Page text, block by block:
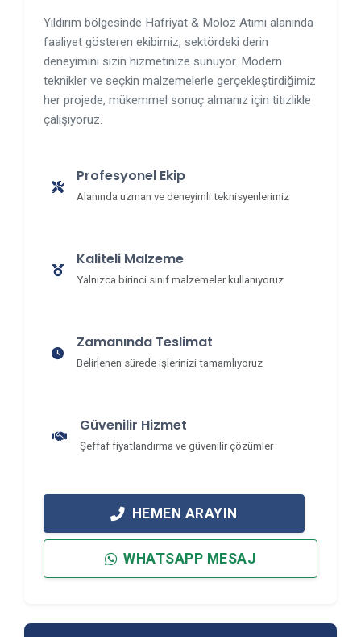
Yıldırım bölgesinde Hafriyat & Moloz Atımı alanında
faaliyet gösteren ekibimiz, sektördeki derin
deneyimini sizin hizmetinize sunuyor. Modern
teknikler ve seçkin malzemelerle gerçekleştirdiğimiz
her projede, mükemmel sonuç almanız için titizlikle
çalışıyoruz.
Profesyonel Ekip
Alanında uzman ve deneyimli teknisyenlerimiz
Kaliteli Malzeme
Yalnızca birinci sınıf malzemeler kullanıyoruz
Zamanında Teslimat
Belirlenen sürede işlerinizi tamamlıyoruz
Güvenilir Hizmet
Şeffaf fiyatlandırma ve güvenilir çözümler
HEMEN ARAYIN
WHATSAPP MESAJ